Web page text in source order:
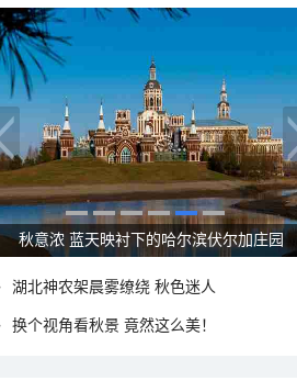
秋意浓 蓝天映衬下的哈尔滨伏尔加庄园
湖北神农架晨雾缭绕 秋色迷人
换个视角看秋景 竟然这么美！